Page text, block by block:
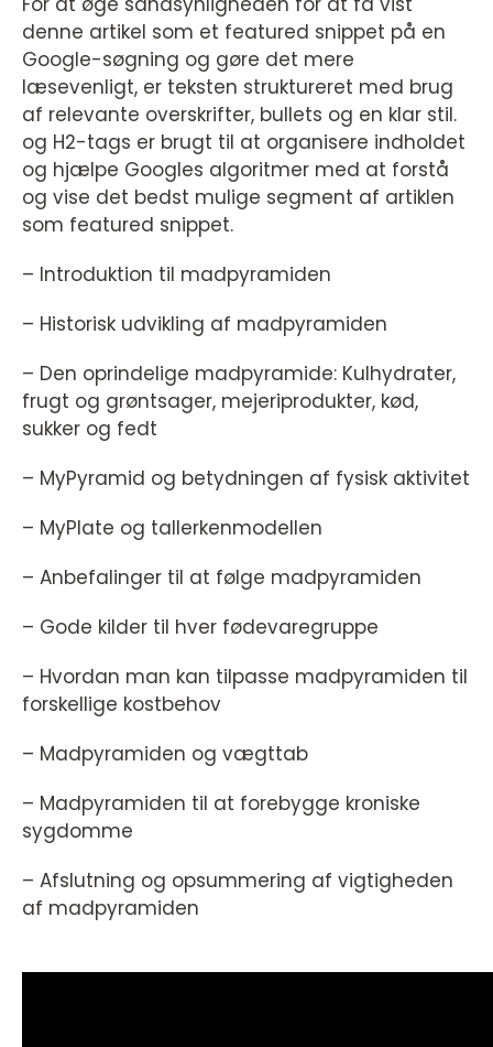
denne artikel som et featured snippet på en
Google-søgning og gøre det mere
læsevenligt, er teksten struktureret med brug
af relevante overskrifter, bullets og en klar stil.
og H2-tags er brugt til at organisere indholdet
og hjælpe Googles algoritmer med at forstå
og vise det bedst mulige segment af artiklen
som featured snippet.
– Introduktion til madpyramiden
– Historisk udvikling af madpyramiden
– Den oprindelige madpyramide: Kulhydrater,
frugt og grøntsager, mejeriprodukter, kød,
sukker og fedt
– MyPyramid og betydningen af fysisk aktivitet
– MyPlate og tallerkenmodellen
– Anbefalinger til at følge madpyramiden
– Gode kilder til hver fødevaregruppe
– Hvordan man kan tilpasse madpyramiden til
forskellige kostbehov
– Madpyramiden og vægttab
– Madpyramiden til at forebygge kroniske
sygdomme
– Afslutning og opsummering af vigtigheden
af madpyramiden